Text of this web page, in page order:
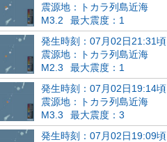
震源地：トカラ列島近海
M3.2
最大震度：1
発生時刻：07月02日21:31頃
震源地：トカラ列島近海
M2.3
最大震度：1
発生時刻：07月02日19:14頃
震源地：トカラ列島近海
M3.3
最大震度：3
発生時刻：07月02日19:09頃